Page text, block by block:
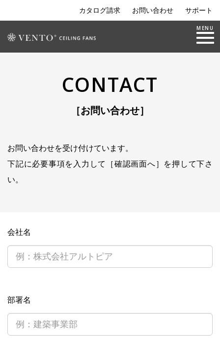
カタログ請求 お問い合わせ サポート
Toggle
MENU
CONTACT
［お問い合わせ］
お問い合わせを受け付けています。
下記に必要事項を入力して［確認画面へ］を押して下さ
い。
会社名
部署名